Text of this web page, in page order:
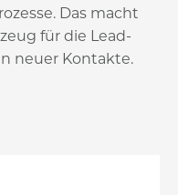
Das macht
für die Lead-
neuer Kontakte.